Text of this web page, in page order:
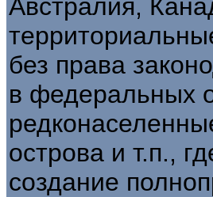
Австралия,
без права
в федеральных
острова и т.п.,
создание